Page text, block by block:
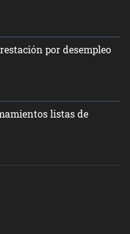
por desempleo
listas de